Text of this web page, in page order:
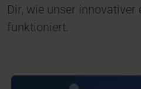
Dir, wie unser innovativer
funktioniert.